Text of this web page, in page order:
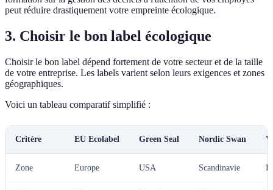
peut réduire drastiquement votre empreinte écologique.
3. Choisir le bon label écologique
Choisir le bon label dépend fortement de votre secteur et de la taille
de votre entreprise. Les labels varient selon leurs exigences et zones
géographiques.
Voici un tableau comparatif simplifié :
Critère EU Ecolabel Green Seal Nordic Swan
Zone Europe USA Scandinavie